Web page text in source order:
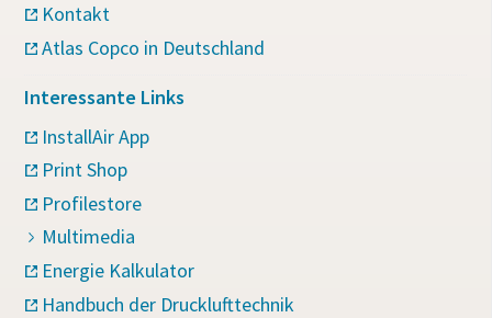
Kontakt
Atlas Copco in Deutschland
Interessante Links
InstallAir App
Print Shop
Profilestore
Multimedia
Energie Kalkulator
Handbuch der Drucklufttechnik